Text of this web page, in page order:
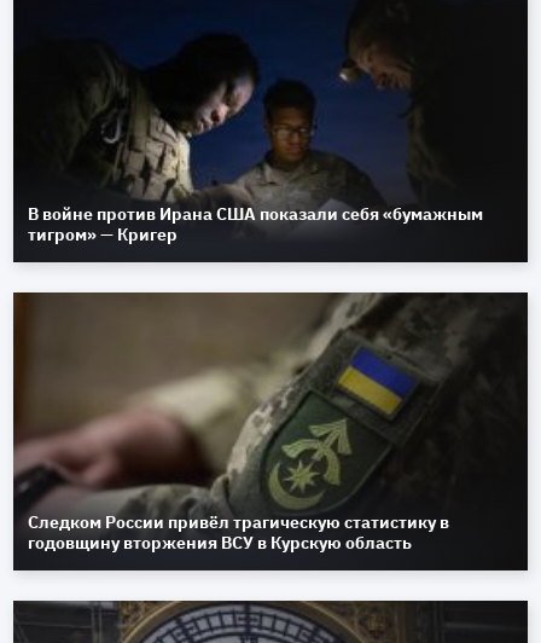
В войне против Ирана США показали себя «бумажным
тигром» — Кригер
Следком России привёл трагическую статистику в
годовщину вторжения ВСУ в Курскую область